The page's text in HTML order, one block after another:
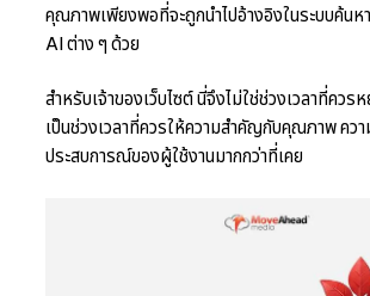
คุณภาพเพียงพอที่จะถูกนำไปอ้างอิงในระบบค้น
AI ต่าง ๆ ด้วย
สำหรับเจ้าของเว็บไซต์ นี่จึงไม่ใช่ช่วงเวลาที่ควร
เป็นช่วงเวลาที่ควรให้ความสำคัญกับคุณภาพ ควา
ประสบการณ์ของผู้ใช้งานมากกว่าที่เคย